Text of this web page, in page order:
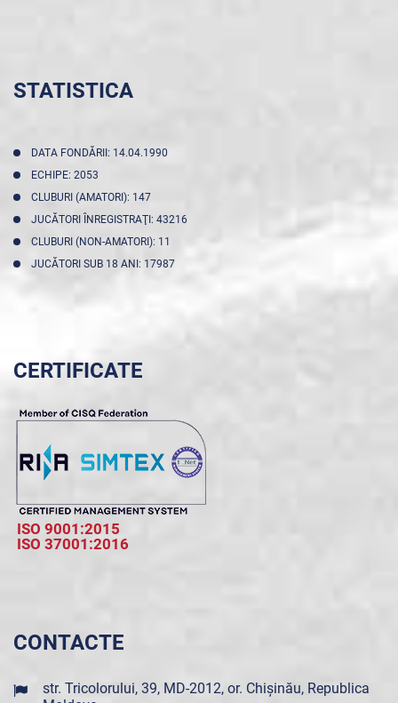
STATISTICA
DATA FONDĂRII: 14.04.1990
ECHIPE: 2053
CLUBURI (AMATORI): 147
JUCĂTORI ÎNREGISTRAŢI: 43216
CLUBURI (NON-AMATORI): 11
JUCĂTORI SUB 18 ANI: 17987
CERTIFICATE
ISO 9001:2015
ISO 37001:2016
CONTACTE
str. Tricolorului, 39, MD-2012, or. Chișinău, Republica